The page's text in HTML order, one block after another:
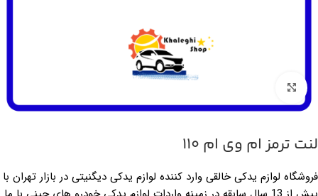
لنت ترمز ام وی ام 110
فروشگاه لوازم یدکی خالقی وارد کننده لوازم یدکی دیگنیتی در بازار تهران با